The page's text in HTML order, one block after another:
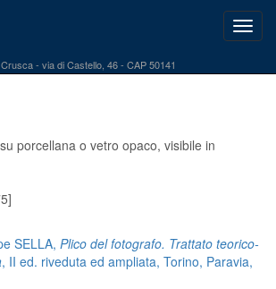
via di Castello, 46 - CAP 50141
porcellana o vetro opaco, visibile in
SELLA, Plico del fotografo. Trattato teorico-
, II ed. riveduta ed ampliata, Torino, Paravia,